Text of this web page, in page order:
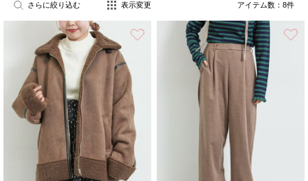
さらに絞り込む 表示変更 アイテム数： 8件
お気に入り